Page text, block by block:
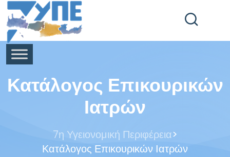
End Header Section -->
Κατάλογος Επικουρικών
Ιατρών
7η Υγειονομική Περιφέρεια>
Κατάλογος Επικουρικών Ιατρών